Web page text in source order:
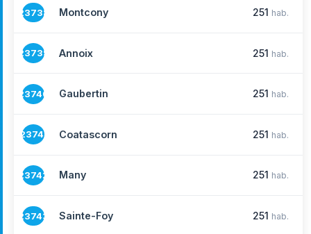
23738 Montcony 251 hab.
23739 Annoix 251 hab.
23740 Gaubertin 251 hab.
23741 Coatascorn 251 hab.
23742 Many 251 hab.
23743 Sainte-Foy 251 hab.